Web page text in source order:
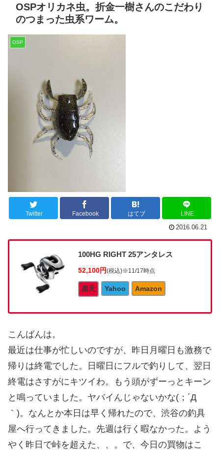
OSPオリカネ虫。折金一樹さんのこだわり
のつまった虫系ワーム。
OSP
Twitter Facebook はてブ LINE
2016.06.21
100HG RIGHT 25アンタレス
52,100円(税込)※11/17時点
楽天 Yahoo Amazon
こんばんは。
最近は仕事が忙しいのですが、昨日月曜日も激務で
帰りは終電でした。日曜日にフルで釣りして、翌日
終電はさすがにキツイわ。もう頭がずーっとキーン
と鳴っていました。ヤバイんじゃないかな(；´Д
｀)。なんとか本日は早く帰れたので、渋谷の釣具
屋へ行ってきました。先週は行く暇なかった。よう
やく昨日で峠を超えた、、。で、今日の買物はこ